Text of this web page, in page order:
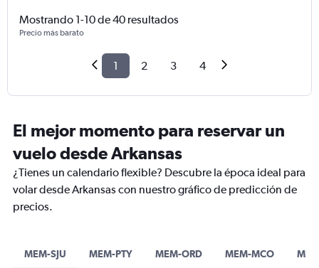
Mostrando 1-10 de 40 resultados
Precio más barato
1 2 3 4
El mejor momento para reservar un
vuelo desde Arkansas
¿Tienes un calendario flexible? Descubre la época ideal para
volar desde Arkansas con nuestro gráfico de predicción de
precios.
MEM-SJU MEM-PTY MEM-ORD MEM-MCO